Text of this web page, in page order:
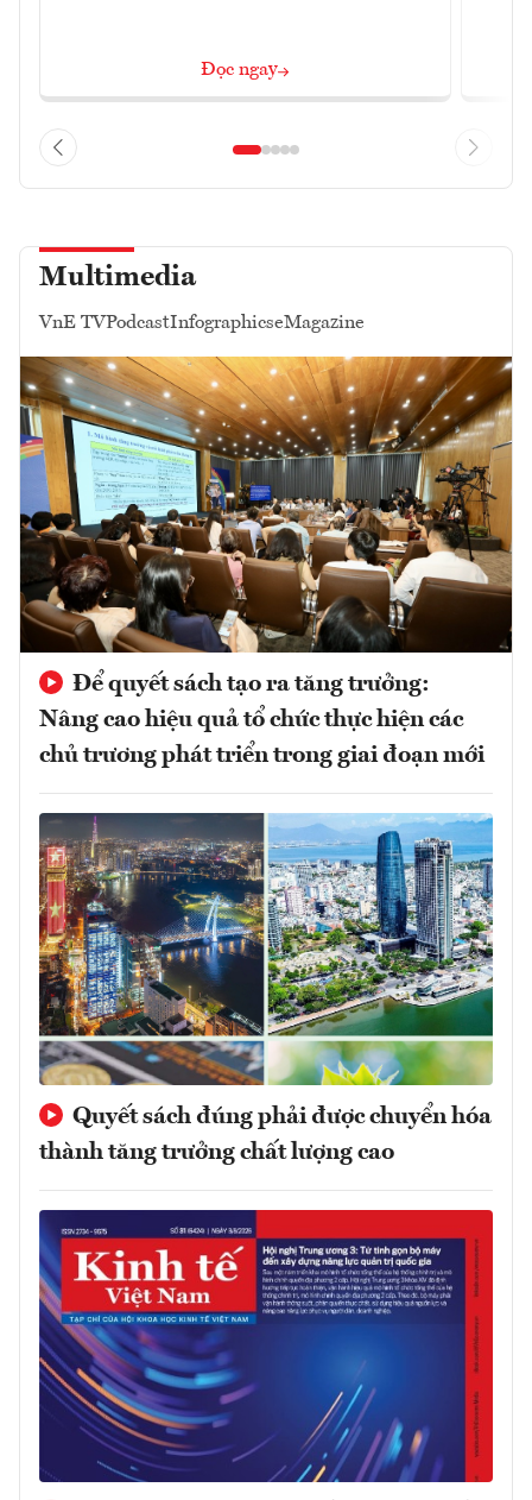
Đọc ngay
Multimedia
VnE TVPodcastInfographicseMagazine
Để quyết sách tạo ra tăng trưởng:
Nâng cao hiệu quả tổ chức thực hiện các
chủ trương phát triển trong giai đoạn mới
Quyết sách đúng phải được chuyển hóa
thành tăng trưởng chất lượng cao